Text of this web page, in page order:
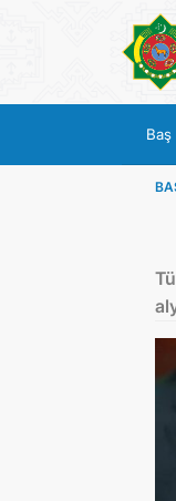
Baş